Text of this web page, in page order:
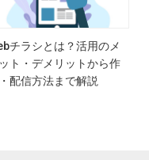
チラシとは？活用のメ
ト・デメリットから作
配信方法まで解説